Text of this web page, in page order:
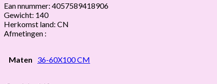
Ean nnummer: 4057589418906
Gewicht: 140
Herkomst land: CN
Afmetingen :
Maten 36-60X100 CM